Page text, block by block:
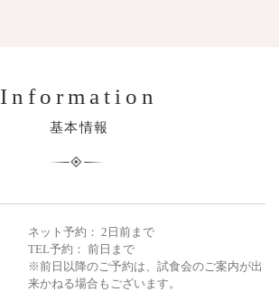
Information
基本情報
ネット予約： 2日前まで
TEL予約： 前日まで
※前日以降のご予約は、試食会のご案内が出
来かねる場合もございます。